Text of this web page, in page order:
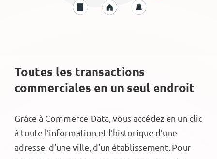
Toutes les transactions
commerciales en un seul endroit
Grâce à Commerce-Data, vous accédez en un clic
à toute l’information et l’historique d’une
adresse, d’une ville, d’un établissement. Pour